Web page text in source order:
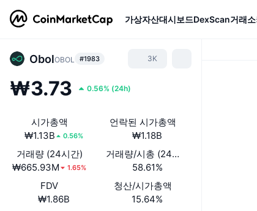
가상자산대시보드DexScan거래소
ObolOBOL #1983 3K
₩3.73 0.56% (24h)
시가총액
₩1.13B
0.56%
언락된 시가총액
₩1.18B
거래량 (24시간)
₩665.93M
1.65%
거래량/시총 (24시간)
58.61%
FDV
₩1.86B
청산/시가총액
15.64%